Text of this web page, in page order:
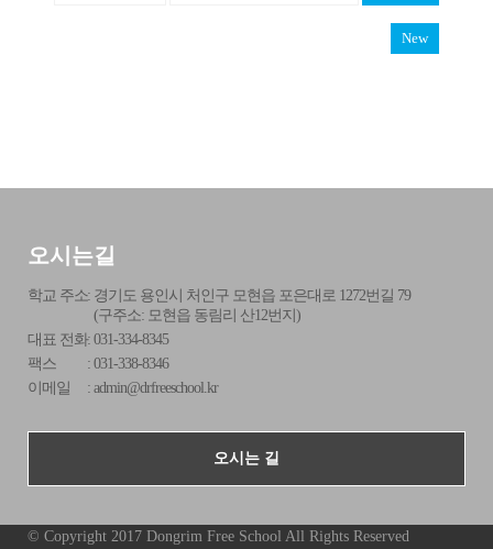
New
오시는길
학교 주소: 경기도 용인시 처인구 모현읍 포은대로 1272번길 79
(구주소: 모현읍 동림리 산12번지)
대표 전화: 031-334-8345
팩스
: 031-338-8346
이메일
: admin@drfreeschool.kr
오시는 길
© Copyright 2017 Dongrim Free School All Rights Reserved